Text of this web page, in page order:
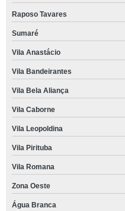
Raposo Tavares
Sumaré
Vila Anastácio
Vila Bandeirantes
Vila Bela Aliança
Vila Caborne
Vila Leopoldina
Vila Pirituba
Vila Romana
Zona Oeste
Água Branca